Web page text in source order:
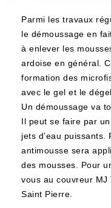
Parmi les travaux
le démoussage en
à enlever les
ardoise en général.
formation des
avec le gel et le
Un démoussage va
Il peut se faire par
jets d’eau
antimousse sera
des mousses. Pour
vous au couvreur MJ
Saint Pierre.